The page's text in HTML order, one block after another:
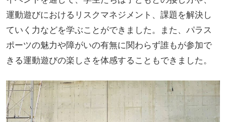
運動遊びにおけるリスクマネジメント、課題を解決し
ていく力などを学ぶことができました。また、パラス
ポーツの魅力や障がいの有無に関わらず誰もが参加で
きる運動遊びの楽しさを体感することもできました。